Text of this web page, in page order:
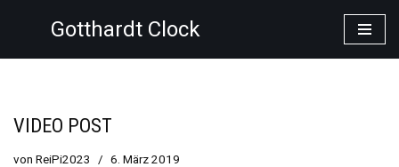
Gotthardt Clock
VIDEO POST
von ReiPi2023 6. März 2019